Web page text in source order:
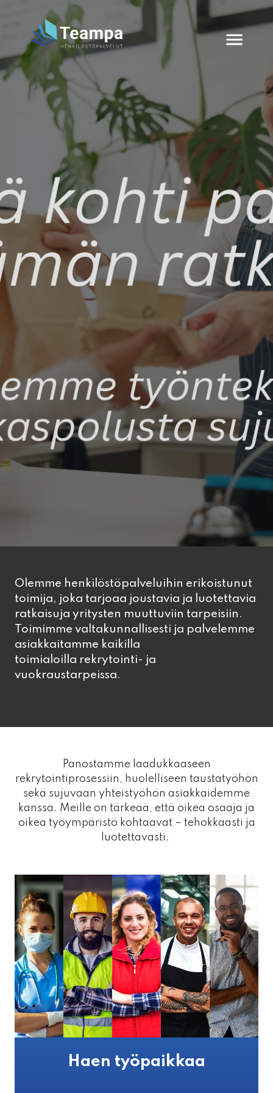
Olemme henkilöstöpalveluihin erikoistunut
toimija, joka tarjoaa joustavia ja luotettavia
ratkaisuja yritysten muuttuviin tarpeisiin.
Toimimme valtakunnallisesti ja palvelemme
asiakkaitamme kaikilla
toimialoilla rekrytointi- ja
vuokraustarpeissa.
Panostamme laadukkaaseen
rekrytointiprosessiin, huolelliseen taustatyöhön
sekä sujuvaan yhteistyöhön asiakkaidemme
kanssa. Meille on tärkeää, että oikea osaaja ja
oikea työympäristö kohtaavat – tehokkaasti ja
luotettavasti.
Haen työpaikkaa